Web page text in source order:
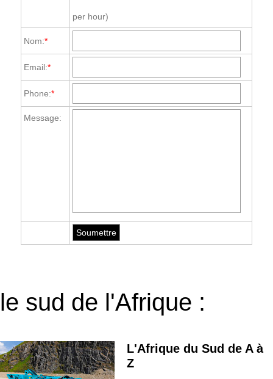
per hour)
Nom:*
Email:*
Phone:*
Message:
le sud de l'Afrique :
L'Afrique du Sud de A à
Z